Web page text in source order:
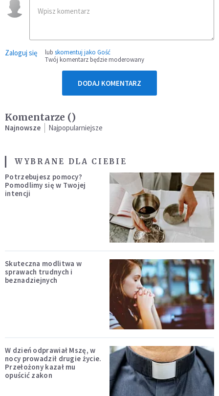
Zaloguj się lub skomentuj jako Gość
Twój komentarz będzie moderowany
DODAJ KOMENTARZ
Komentarze ()
Najnowsze Najpopularniejsze
WYBRANE DLA CIEBIE
Potrzebujesz pomocy?
Pomodlimy się w Twojej
intencji
Skuteczna modlitwa w
sprawach trudnych i
beznadziejnych
W dzień odprawiał Mszę, w
nocy prowadził drugie życie.
Przełożony kazał mu
opuścić zakon